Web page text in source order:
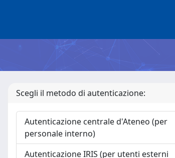
Scegli il metodo di autenticazione:
Autenticazione centrale d'Ateneo (per
personale interno)
Autenticazione IRIS (per utenti esterni